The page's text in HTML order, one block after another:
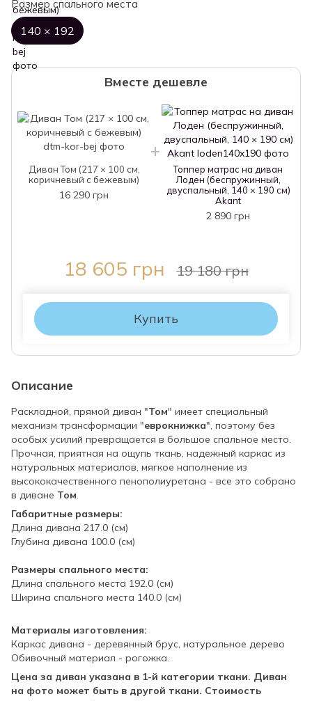
Размер спального места
140 × 192
Вместе дешевле
Диван Том (217 × 100 см,
коричневый с бежевым)
16 290 грн
Топпер матрас на диван
Лоден (беспружинный,
двуспальный, 140 × 190 см)
Akant
2 890 грн
18 605 грн 19 180 грн
Купить
Описание
Раскладной, прямой диван "Том" имеет специальный
механизм трансформации "еврокнижка", поэтому без
особых усилий превращается в большое спальное место.
Прочная, приятная на ощупь ткань, надежный каркас из
натуральных материалов, мягкое наполнение из
высококачественного пенополиуретана - все это собрано
в диване Том.
Габаритные размеры:
Длина дивана 217.0 (см)
Глубина дивана 100.0 (см)
Размеры спального места:
Длина спального места 192.0 (см)
Ширина спального места 140.0 (см)
Материалы изготовления:
Каркас дивана - деревянный брус, натуральное дерево
Обивочный материал - рогожка.
Цена за диван указана в 1-й категории ткани. Диван
на фото может быть в другой ткани. Стоимость